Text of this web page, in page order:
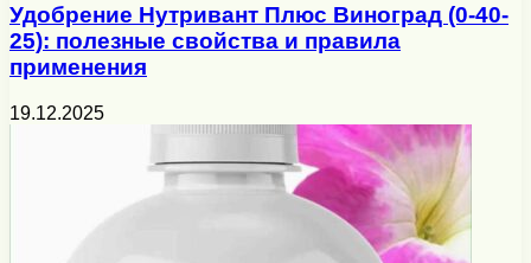
Удобрение Нутривант Плюс Виноград (0-40-
25): полезные свойства и правила
применения
19.12.2025